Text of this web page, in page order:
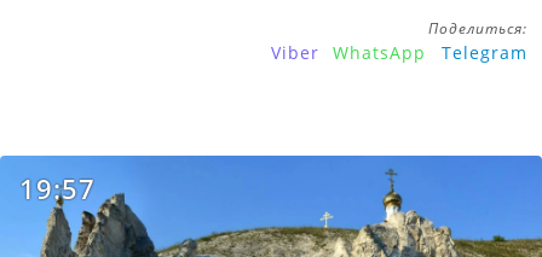
Поделиться:
Viber WhatsApp Telegram
19:57